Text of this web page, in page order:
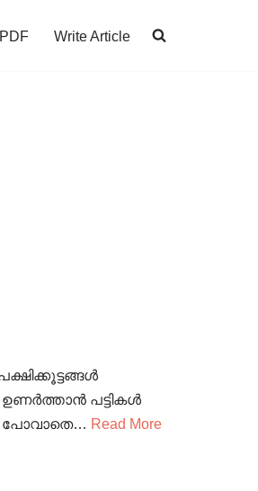
Write Article
പട്ടികൾ
പോവാതെ… Read More